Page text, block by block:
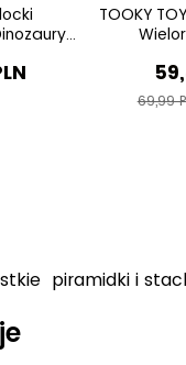
TOOKY
69,99
piramidki i